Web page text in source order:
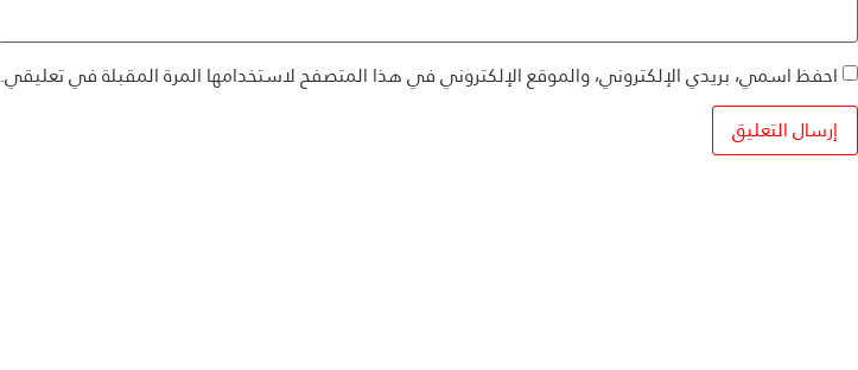
احفظ اسمي، بريدي الإلكتروني، والموقع الإلكتروني في هذا المتصفح لاستخدامها المرة المقبلة في تعليقي.